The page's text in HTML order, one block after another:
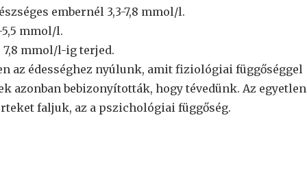
embernél 3,3-7,8 mmol/l.
mmol/l.
7,8 mmol/l-ig terjed.
az édességhez nyúlunk, amit fiziológiai függőséggel
azonban bebizonyították, hogy tévedünk. Az egyetlen
faljuk, az a pszichológiai függőség.